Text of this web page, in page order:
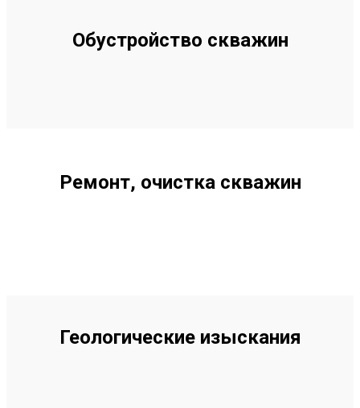
Обустройство скважин
Ремонт, очистка скважин
Геологические изыскания